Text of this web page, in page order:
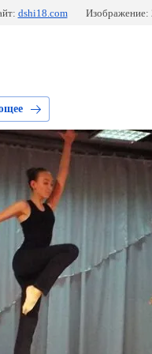
dshi18.com Изображение: